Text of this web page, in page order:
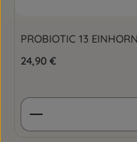
PROBIOTIC 13
Regulärer Preis:
24,90 €
Produkt Anzahl: